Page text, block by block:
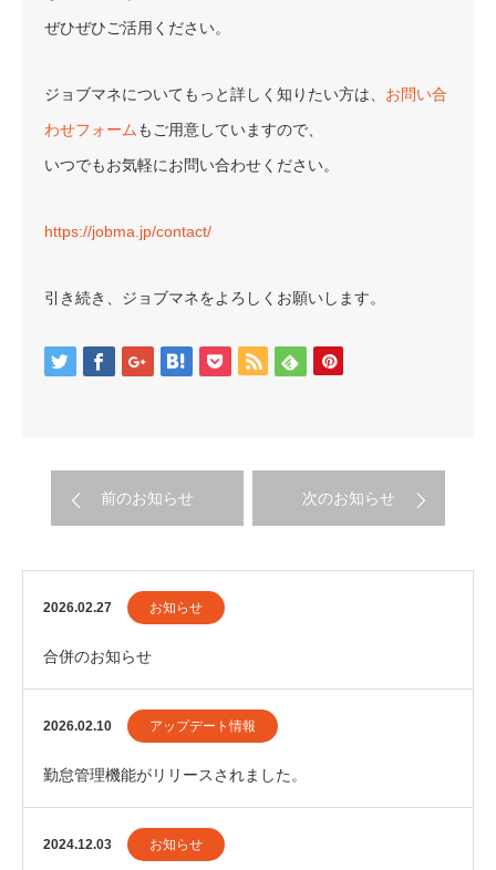
ぜひぜひご活用ください。
ジョブマネについてもっと詳しく知りたい方は、 お問い合
わせフォームもご用意していますので、
いつでもお気軽にお問い合わせください。
https://jobma.jp/contact/
引き続き、ジョブマネをよろしくお願いします。
前のお知らせ 次のお知らせ
2026.02.27 お知らせ
合併のお知らせ
2026.02.10 アップデート情報
勤怠管理機能がリリースされました。
2024.12.03 お知らせ